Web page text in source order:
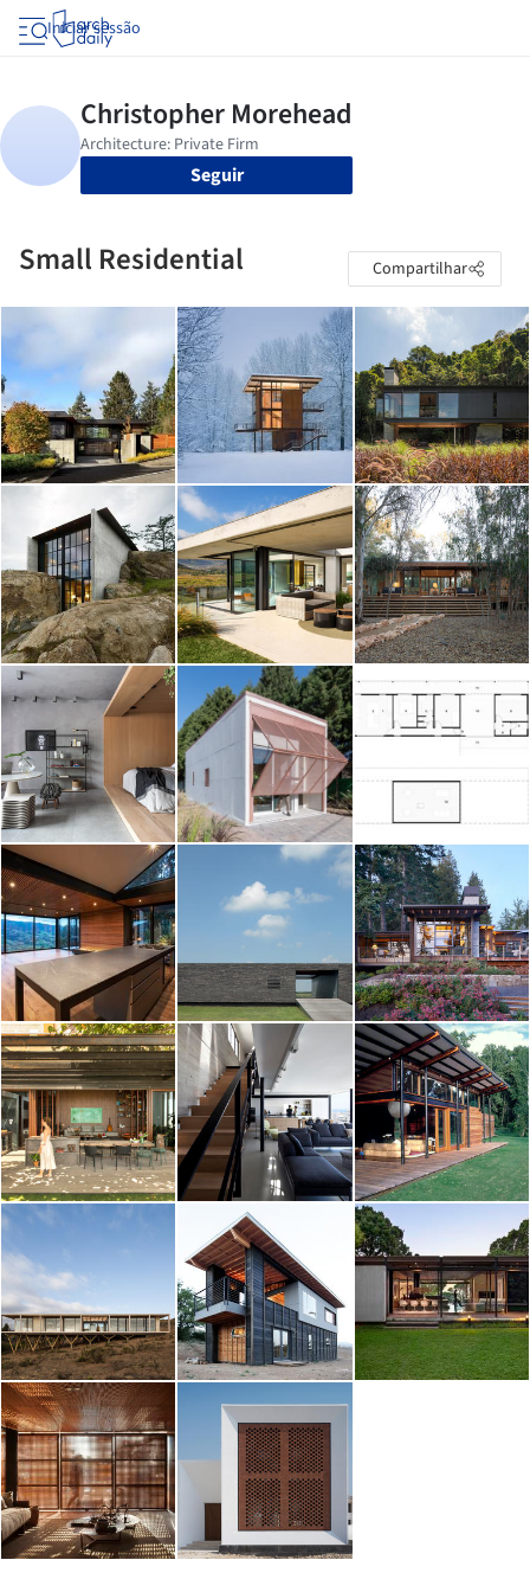
Iniciar sessão
Seguir
Small Residential Compartilhar